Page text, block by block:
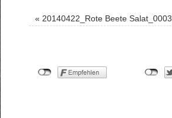
« 20140422_Rote Beete Salat_0003